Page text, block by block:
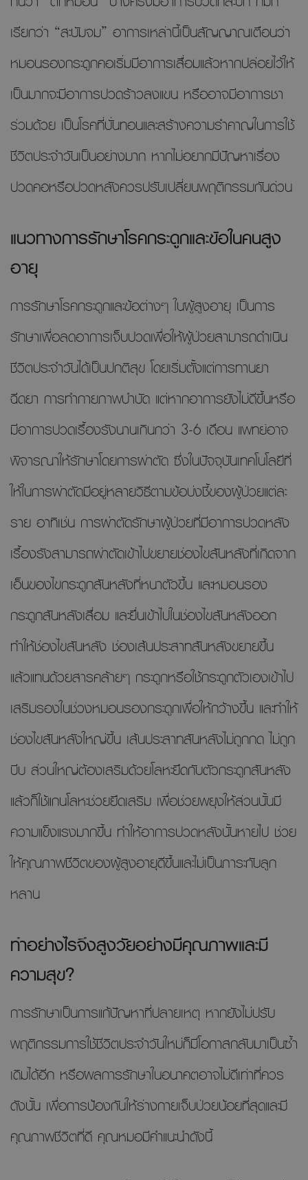
เรียกว่า “สะบัมจม” อาการเหล่านี้เป็นสัญญาณเตือนว่า
หมอนรองกระดูกคอเริ่มมีอาการเสื่อมแล้วหากปล่อยไว้ให้
เป็นมากจะมีอาการปวดร้าวลงแขน หรืออาจมีอาการชา
ร่วมด้วย เป็นโรคที่บั่นทอนและสร้างความรำคาญในการใช้
ชีวิตประจำวันเป็นอย่างมาก หากไม่อยากมีปัญหาเรื่อง
ปวดคอหรือปวดหลังควรปรับเปลี่ยนพฤติกรรมกันด่วน
แนวทางการรักษาโรคกระดูกและข้อในคนสูง
อายุ
การรักษาโรคกระดูกและข้อต่างๆ ในผู้สูงอายุ เป็นการ
รักษาเพื่อลดอาการเจ็บปวดเพื่อให้ผู้ป่วยสามารถดำเนิน
ชีวิตประจำวันได้เป็นปกติสุข โดยเริ่มตั้งแต่การทานยา
ฉีดยา การทำกายภาพบำบัด แต่หากอาการยังไม่ดีขึ้นหรือ
มีอาการปวดเรื้องรังนานเกินกว่า 3-6 เดือน แพทย์อาจ
พิจารณาให้รักษาโดยการผ่าตัด ซึ่งในปัจจุบันเทคโนโลยีที่
ให้ในการผ่าตัดมีอยู่หลายวิธีตามข้อบ่งชี้ของผู้ป่วยแต่ละ
ราย อาทิเช่น การผ่าตัดรักษาผู้ป่วยที่มีอาการปวดหลัง
เรื้องรังสามารถผ่าตัดเข้าไปขยายช่องไขสันหลังที่เกิดจาก
เอ็นของไขกระดูกสันหลังที่หนาตัวขึ้น และหมอนรอง
กระดูกสันหลังเสื่อม และยื่นเข้าไปในช่องไขสันหลังออก
ทำให้ช่องไขสันหลัง ช่องเส้นประสาทสันหลังขยายขึ้น
แล้วแทนด้วยสารคล้ายๆ กระดูกหรือใช้กระดูกตัวเองเข้าไป
เสริมรองในช่วงหมอนรองกระดูกเพื่อให้กว้างขึ้น และทำให้
ช่องไขสันหลังใหญ่ขึ้น เส้นประสาทสันหลังไม่ถูกกด ไม่ถูก
บีบ ส่วนใหญ่ต้องเสริมด้วยโลหะยึดกับตัวกระดูกสันหลัง
แล้วก็ใช้แกนโลหะช่วยยึดเสริม เพื่อช่วยพยุงให้ส่วนนั้นมี
ความแข็งแรงมากขึ้น ทำให้อาการปวดหลังนั้นหายไป ช่วย
ให้คุณภาพชีวิตของผู้สูงอายุดีขึ้นและไม่เป็นภาระกับลูก
หลาน
ทำอย่างไรจึงสูงวัยอย่างมีคุณภาพและมี
ความสุข?
การรักษาเป็นการแก้ปัญหาที่ปลายเหตุ หากยังไม่ปรับ
พฤติกรรมการใช้ชีวิตประจำวันใหม่ก็มีโอกาสกลับมาเป็นซ้ำ
เดิมได้อีก หรือผลการรักษาในอนาคตอาจไม่ดีเท่าที่ควร
ดังนั้น เพื่อการป้องกันให้ร่างกายเจ็บป่วยน้อยที่สุดและมี
คุณภาพชีวิตที่ดี คุณหมอมีคำแนะนำดังนี้